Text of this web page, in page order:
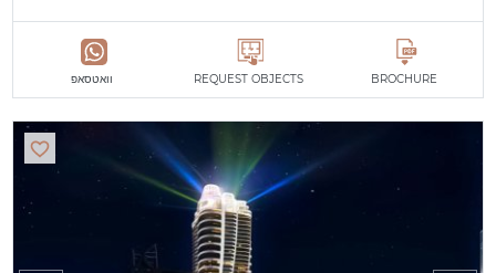
BROCHURE
REQUEST OBJECTS וואטסאפ